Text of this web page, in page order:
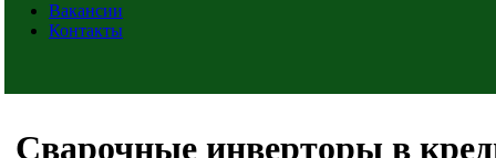
Вакансии
Контакты
Сварочные инверторы в